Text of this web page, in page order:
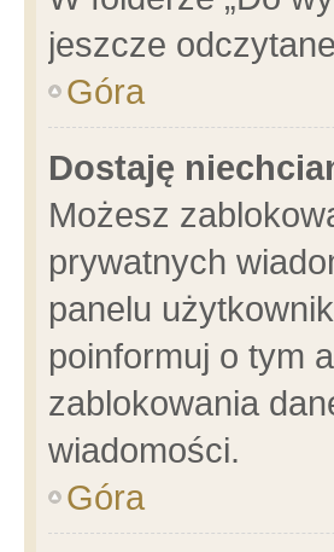
jeszcze
Góra
Dostaję
Możesz
prywatnych
panelu
poinformuj o tym
zablokowania
wiadomości.
Góra